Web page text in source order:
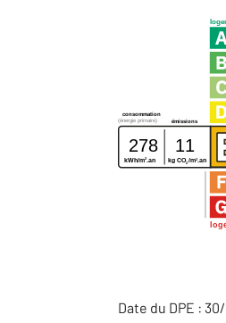
consommation
émissions
(énergie primaire)
278 11
kWh/m2 .an kg CO2/m2 .an
Date du DPE :